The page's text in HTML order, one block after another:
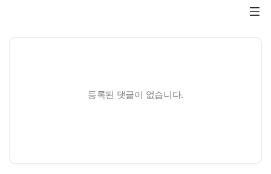
등록된 댓글이 없습니다.